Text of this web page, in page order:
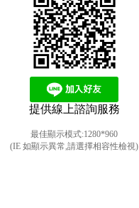
提供線上諮詢服務
最佳顯示模式:1280*960
(IE 如顯示異常,請選擇相容性檢視)